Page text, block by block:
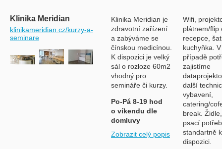
Klinika Meridian
klinikameridian.cz/kurzy-a-
seminare
Klinika Meridian je
zdravotní zařízení
a zabýváme se
čínskou medicínou.
K dispozici je velký
sál o rozloze 60m2
vhodný pro
semináře či kurzy.
Po-Pá 8-19 hod
o víkendu dle
domluvy
Zobrazit celý popis
Wifi,
plátnem/flip
recepce,
kuchyňka. V
případě
zajistíme
další
vybavení,
catering/
break.
psací
standartně k
dispozici.